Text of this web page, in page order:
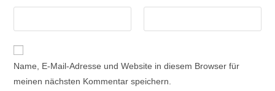
Name, E-Mail-Adresse und Website in diesem Browser für
meinen nächsten Kommentar speichern.